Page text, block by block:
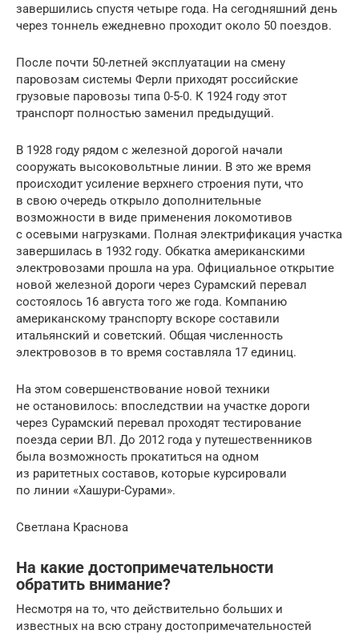
завершились спустя четыре года. На сегодняшний день
через тоннель ежедневно проходит около 50 поездов.
После почти 50-летней эксплуатации на смену
паровозам системы Ферли приходят российские
грузовые паровозы типа 0-5-0. К 1924 году этот
транспорт полностью заменил предыдущий.
В 1928 году рядом с железной дорогой начали
сооружать высоковольтные линии. В это же время
происходит усиление верхнего строения пути, что
в свою очередь открыло дополнительные
возможности в виде применения локомотивов
с осевыми нагрузками. Полная электрификация участка
завершилась в 1932 году. Обкатка американскими
электровозами прошла на ура. Официальное открытие
новой железной дороги через Сурамский перевал
состоялось 16 августа того же года. Компанию
американскому транспорту вскоре составили
итальянский и советский. Общая численность
электровозов в то время составляла 17 единиц.
На этом совершенствование новой техники
не остановилось: впоследствии на участке дороги
через Сурамский перевал проходят тестирование
поезда серии ВЛ. До 2012 года у путешественников
была возможность прокатиться на одном
из раритетных составов, которые курсировали
по линии «Хашури-Сурами».
Светлана Краснова
На какие достопримечательности
обратить внимание?
Несмотря на то, что действительно больших и
известных на всю страну достопримечательностей